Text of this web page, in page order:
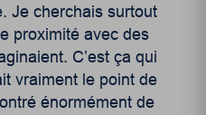
Je cherchais surtout
proximité avec des
C’est ça qui
vraiment le point de
énormément de